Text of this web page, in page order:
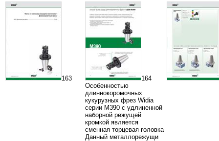
163
164
Особенностью
длиннокоромочных
кукурузных фрез Widia
серии M390 с удлиненной
наборной режущей
кромкой является
сменная торцевая головка
Данный металлорежущи